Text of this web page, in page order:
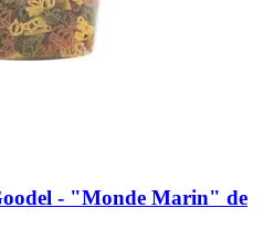
-​ "Monde Marin" de